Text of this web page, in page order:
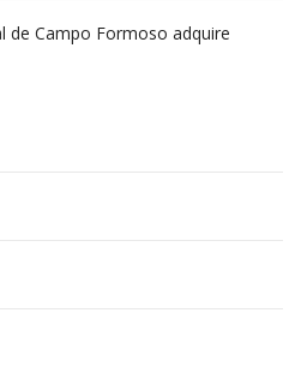
em desabamentos são
de Campo Formoso adquire